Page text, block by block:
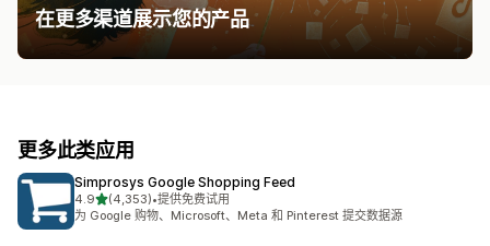
在更多渠道展示您的产品
更多此类应用
Simprosys Google Shopping Feed
4.9星（满分 5 星）
(4,353)
总共 4353 条评论
•提供免费试用
为 Google 购物、Microsoft、Meta 和 Pinterest 提交数据源